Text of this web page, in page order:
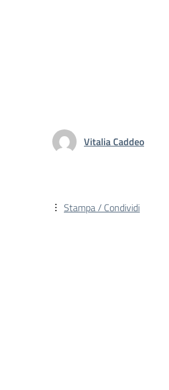
Vitalia Caddeo
Stampa / Condividi